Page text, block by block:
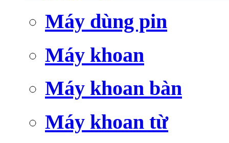
Máy dùng pin
Máy khoan
Máy khoan bàn
Máy khoan từ